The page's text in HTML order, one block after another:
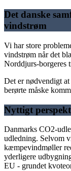
Det danske
vindstrøm
Vi har store
vindstrøm når det
Norddjurs-borgeres
Det er nødvendigt
berørte måske
Nyttigt
Danmarks CO2-
udledning. Selvom
kæmpevindmøller
yderligere
EU - grundet